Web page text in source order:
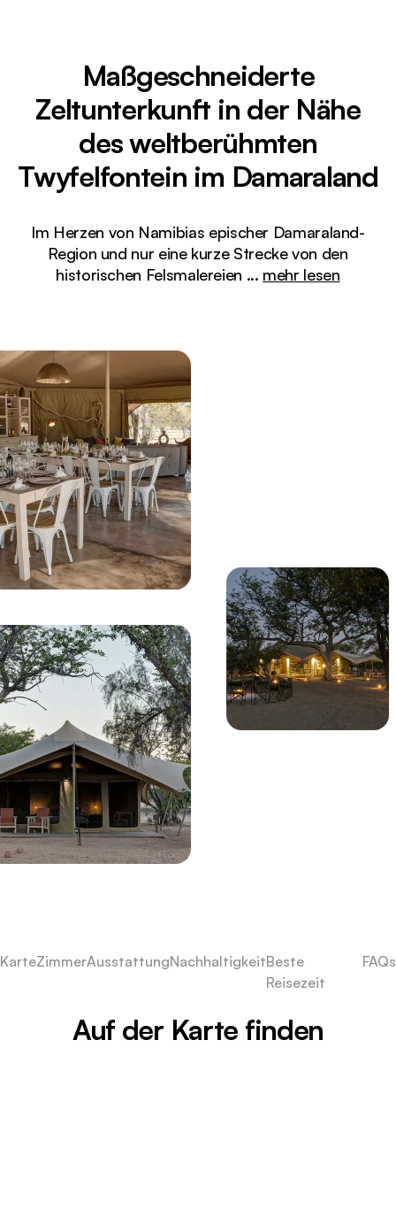
Maßgeschneiderte
Zeltunterkunft in der Nähe
des weltberühmten
Twyfelfontein im Damaraland
Im Herzen von Namibias epischer Damaraland-
Region und nur eine kurze Strecke von den
historischen Felsmalereien ... mehr lesen
KarteZimmerAusstattungNachhaltigkeitBeste
Reisezeit
FAQs
Auf der Karte finden